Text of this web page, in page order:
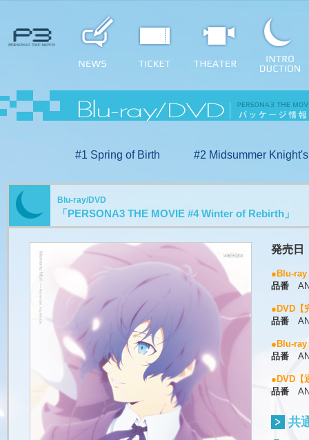
#1 Spring of Birth #2 Midsummer
Blu-ray/DVD
「PERSONA3 THE MOVIE #4 Winter of Rebirth」
発売日
●Blu-ray
品番
●DVD【
品番
●Blu-ray
品番
●DVD【
品番
共